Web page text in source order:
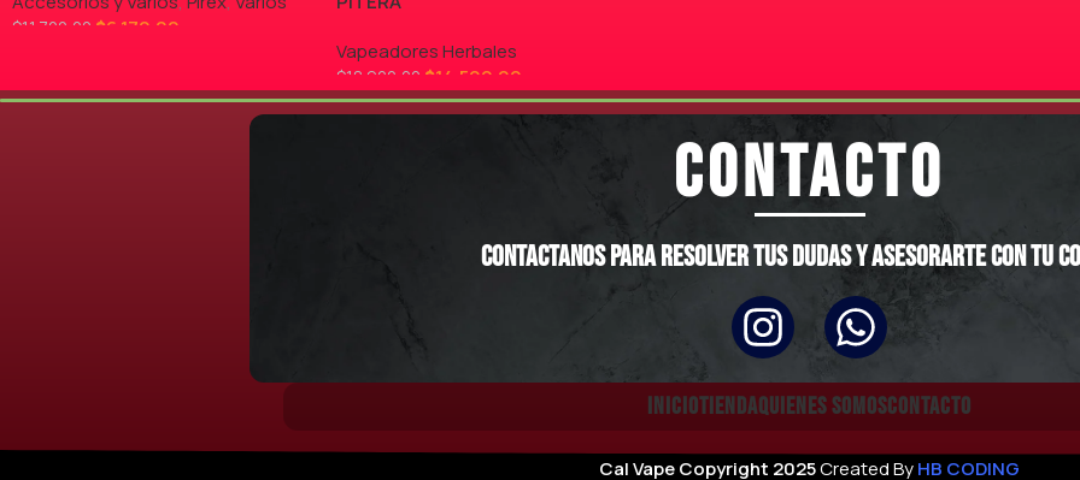
$11.700,00 $6.170,00
Vapeadores Herbales
$18.900,00 $14.500,00
AGREGAR AL CARRITO
CONTACTO
Contactanos para resolver tus dudas y asesorarte con tu
INICIOTIENDAQUIENES SOMOSCONTACTO
Cal VapeCopyright 2025Created ByHB CODING